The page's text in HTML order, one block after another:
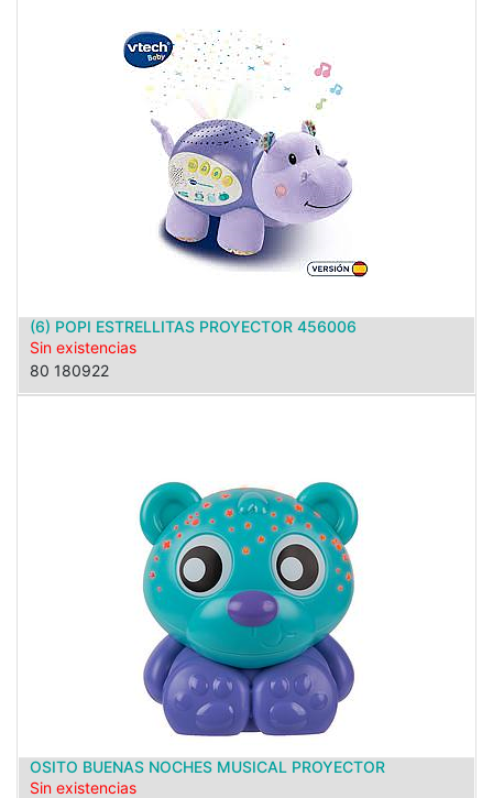
(6) POPI ESTRELLITAS PROYECTOR 456006
Sin existencias
80 180922
OSITO BUENAS NOCHES MUSICAL PROYECTOR
Sin existencias